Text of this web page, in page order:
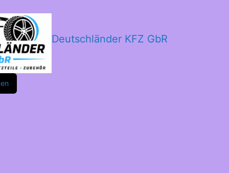
Deutschländer KFZ GbR